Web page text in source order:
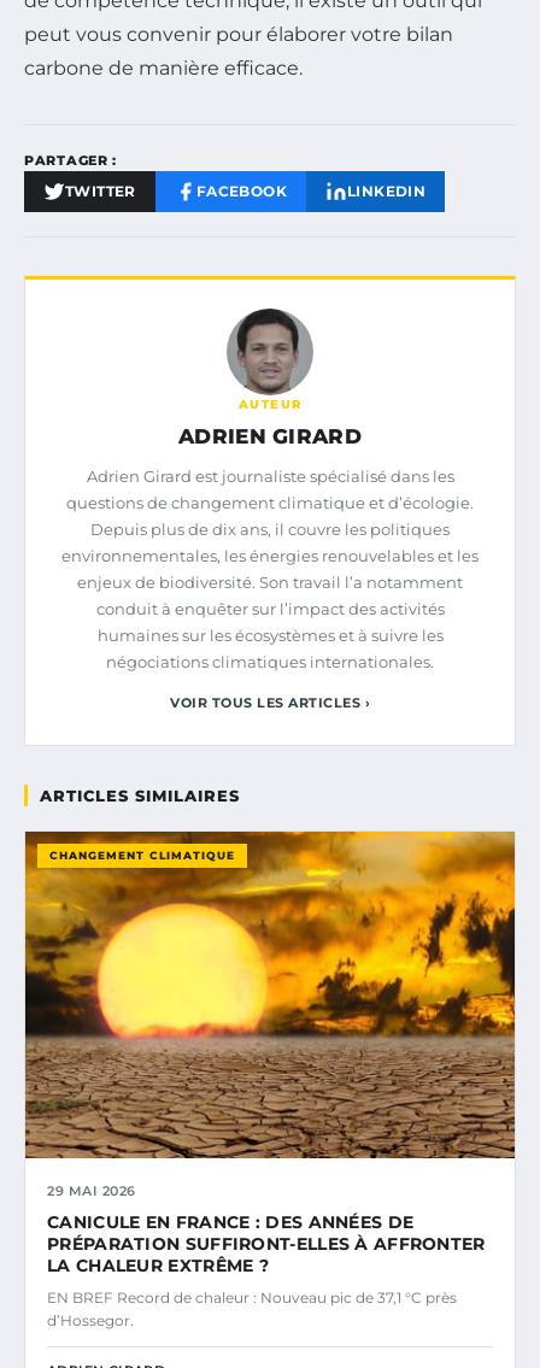
peut vous convenir pour élaborer votre bilan
carbone de manière efficace.
PARTAGER :
TWITTER FACEBOOK LINKEDIN
AUTEUR
ADRIEN GIRARD
Adrien Girard est journaliste spécialisé dans les
questions de changement climatique et d’écologie.
Depuis plus de dix ans, il couvre les politiques
environnementales, les énergies renouvelables et les
enjeux de biodiversité. Son travail l’a notamment
conduit à enquêter sur l’impact des activités
humaines sur les écosystèmes et à suivre les
négociations climatiques internationales.
VOIR TOUS LES ARTICLES ›
ARTICLES SIMILAIRES
CHANGEMENT CLIMATIQUE
29 MAI 2026
CANICULE EN FRANCE : DES ANNÉES DE
PRÉPARATION SUFFIRONT-ELLES À AFFRONTER
LA CHALEUR EXTRÊME ?
EN BREF Record de chaleur : Nouveau pic de 37,1 °C près
d’Hossegor.